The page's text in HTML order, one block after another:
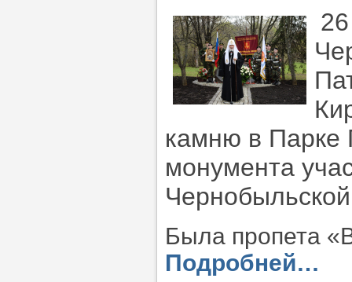
камню в Парке
монумента
Была пропета
Подробней…